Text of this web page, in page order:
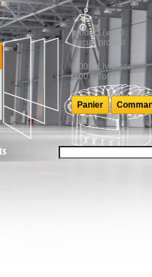
product (vide)
Aucun produit
0,00 €
Livraison
0,00 € Total
Panier